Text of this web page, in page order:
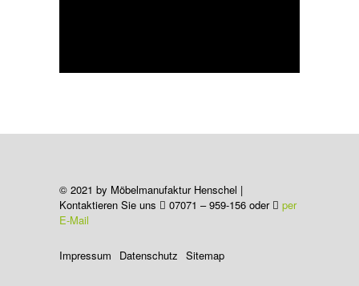
© 2021 by Möbelmanufaktur Henschel |
Kontaktieren Sie uns
07071 – 959-156 oder
per
E-Mail
Impressum Datenschutz Sitemap